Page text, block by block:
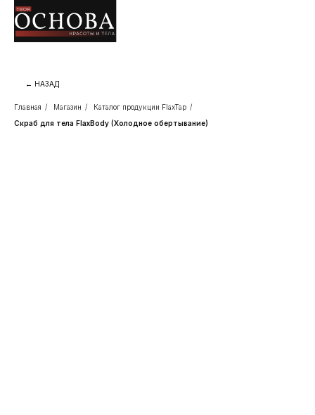
← НАЗАД
Главная / Магазин / Каталог продукции FlaxTap /
Скраб для тела FlaxBody (Холодное обертывание)